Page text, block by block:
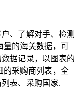
、了解对手、检测
量的海关数据，可
据记录，以图表的
的采购商列表，全
表、采购国家.